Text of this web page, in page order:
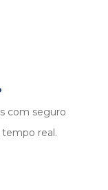
com seguro
real.